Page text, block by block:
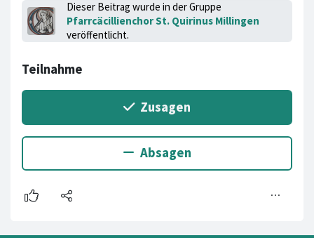
Dieser Beitrag wurde in der Gruppe
Pfarrcäcillienchor St. Quirinus Millingen
veröffentlicht.